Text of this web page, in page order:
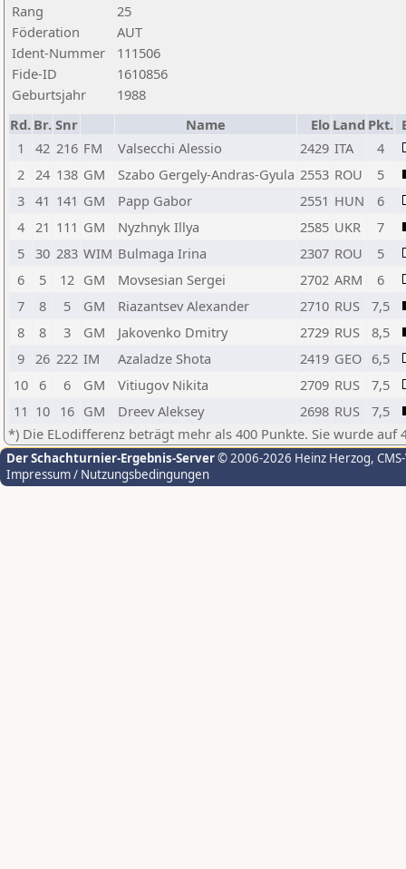
Rang
25
Föderation
AUT
Ident-Nummer
111506
Fide-ID
1610856
Geburtsjahr
1988
Rd. Br. Snr Name Elo Land Pkt.
1
42 216 FM Valsecchi Alessio 2429 ITA
4
2
24 138 GM Szabo Gergely-Andras-Gyula 2553 ROU
5
3
41 141 GM Papp Gabor 2551 HUN
6
4
21 111 GM Nyzhnyk Illya 2585 UKR
7
5
30 283 WIM Bulmaga Irina 2307 ROU
5
6
5 12 GM Movsesian Sergei 2702 ARM
6
7
8 5 GM Riazantsev Alexander 2710 RUS
7,5
8
8 3 GM Jakovenko Dmitry 2729 RUS
8,5
9
26 222 IM Azaladze Shota 2419 GEO 6,5
10
6 6 GM Vitiugov Nikita 2709 RUS
7,5
11 10 16 GM Dreev Aleksey 2698 RUS
7,5
*) Die ELodifferenz beträgt mehr als 400 Punkte. Sie wurde auf
Der Schachturnier-Ergebnis-Server© 2006-2026 Heinz Herzog,
Impressum / Nutzungsbedingungen